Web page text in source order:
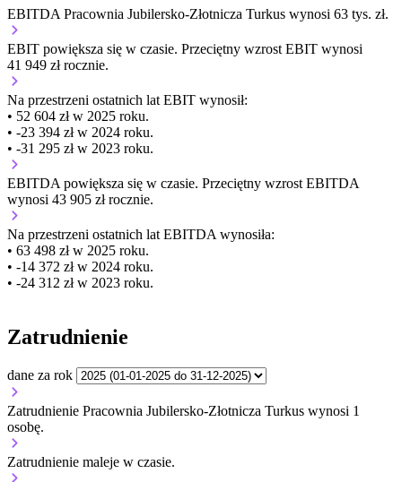
EBITDA Pracownia Jubilersko-Złotnicza Turkus wynosi 63 tys. zł.
EBIT powiększa się w czasie. Przeciętny wzrost EBIT wynosi
41 949 zł rocznie.
Na przestrzeni ostatnich lat EBIT wynosił:
• 52 604 zł w 2025 roku.
• -23 394 zł w 2024 roku.
• -31 295 zł w 2023 roku.
EBITDA powiększa się w czasie. Przeciętny wzrost EBITDA
wynosi 43 905 zł rocznie.
Na przestrzeni ostatnich lat EBITDA wynosiła:
• 63 498 zł w 2025 roku.
• -14 372 zł w 2024 roku.
• -24 312 zł w 2023 roku.
Zatrudnienie
dane za rok
Zatrudnienie Pracownia Jubilersko-Złotnicza Turkus wynosi 1
osobę.
Zatrudnienie maleje w czasie.